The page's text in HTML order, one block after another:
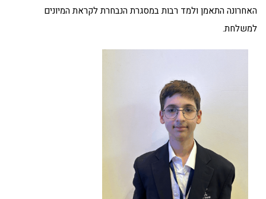
האחרונה התאמן ולמד רבות במסגרת הנבחרת לקראת המיונים
למשלחת.